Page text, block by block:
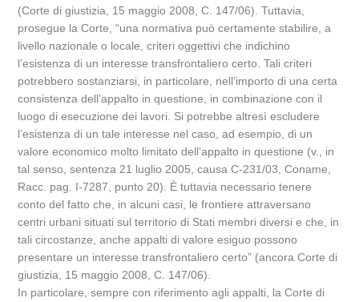
(Corte di giustizia, 15 maggio 2008, C. 147/06). Tuttavia,
prosegue la Corte, “una normativa può certamente stabilire, a
livello nazionale o locale, criteri oggettivi che indichino
l’esistenza di un interesse transfrontaliero certo. Tali criteri
potrebbero sostanziarsi, in particolare, nell’importo di una certa
consistenza dell’appalto in questione, in combinazione con il
luogo di esecuzione dei lavori. Si potrebbe altresì escludere
l’esistenza di un tale interesse nel caso, ad esempio, di un
valore economico molto limitato dell’appalto in questione (v., in
tal senso, sentenza 21 luglio 2005, causa C-231/03, Coname,
Racc. pag. I-7287, punto 20). È tuttavia necessario tenere
conto del fatto che, in alcuni casi, le frontiere attraversano
centri urbani situati sul territorio di Stati membri diversi e che, in
tali circostanze, anche appalti di valore esiguo possono
presentare un interesse transfrontaliero certo” (ancora Corte di
giustizia, 15 maggio 2008, C. 147/06).
In particolare, sempre con riferimento agli appalti, la Corte di